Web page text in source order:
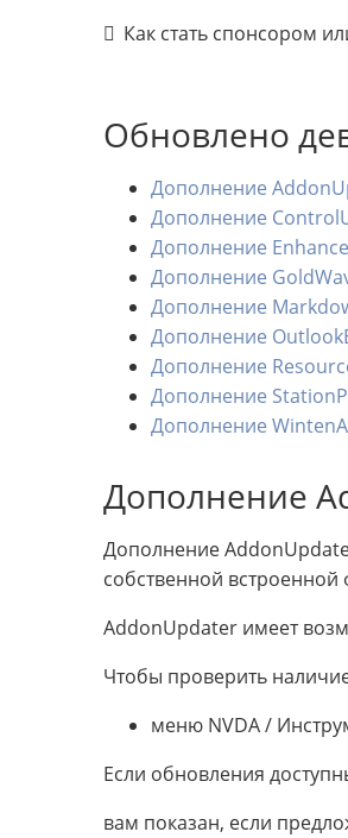
Как стать спонсором
Обновлено
Дополнение
Дополнение
Дополнение
Дополнение
Дополнение
Дополнение
Дополнение
Дополнение
Дополнение
Дополнение
Дополнение
собственной
AddonUpdater имеет
Чтобы проверить
меню NVDA /
Если обновления
вам показан, если